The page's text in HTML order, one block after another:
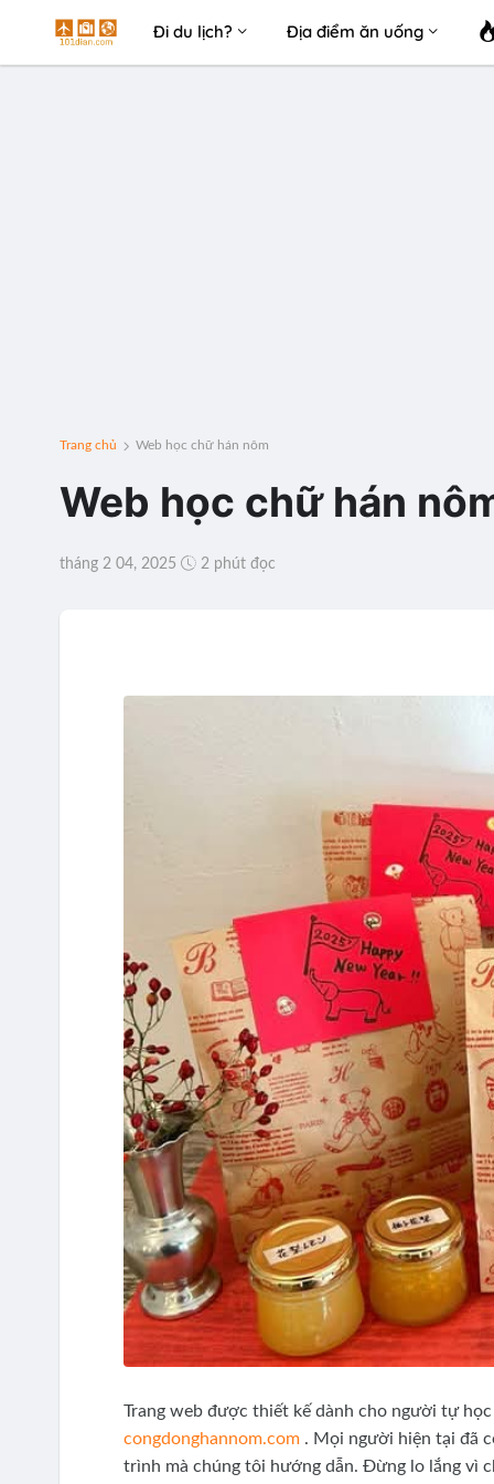
Đi du lịch? Địa điểm ăn uống
Trang chủ Web học chữ hán nôm
Web học chữ hán
tháng 2 04, 2025 2 phút đọc
Trang web được thiết kế dành cho người tự
congdonghannom.com. Mọi người hiện tại đã
trình mà chúng tôi hướng dẫn. Đừng lo lắng vì